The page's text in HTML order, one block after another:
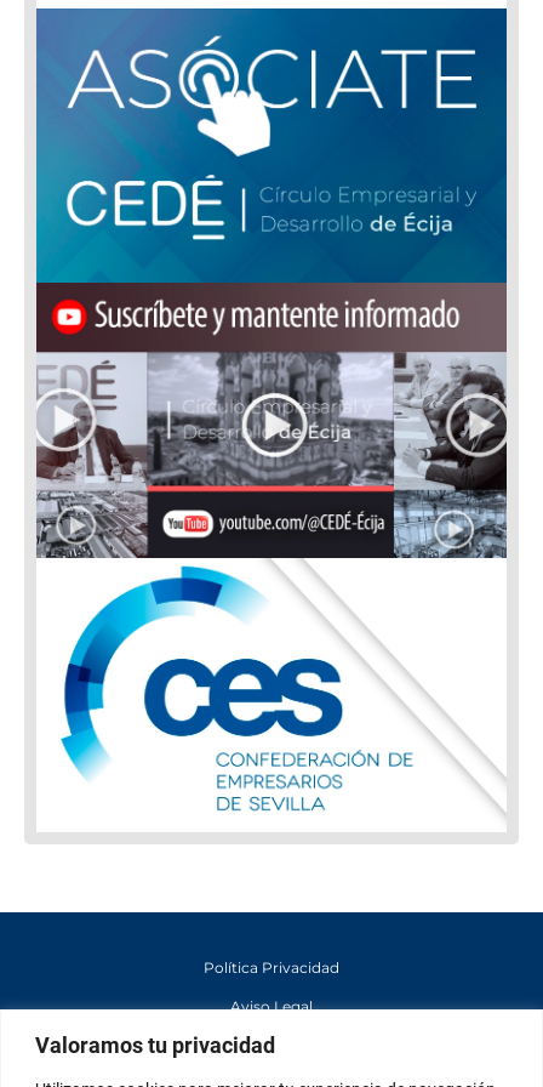
Valoramos tu privacidad
Política Privacidad
Aviso Legal
Contacto